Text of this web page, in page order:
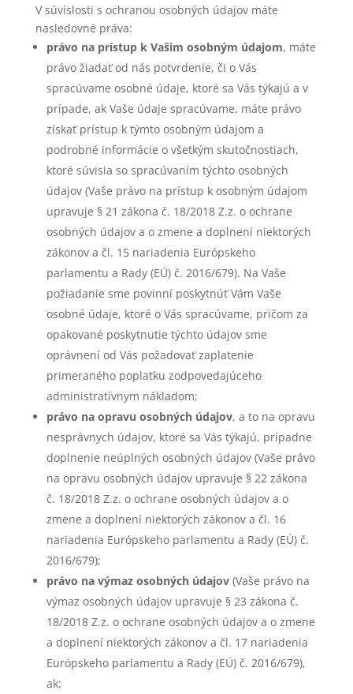
V súvislosti s ochranou osobných údajov máte
nasledovné práva:
právo na prístup k Vašim osobným údajom, máte
právo žiadať od nás potvrdenie, či o Vás
spracúvame osobné údaje, ktoré sa Vás týkajú a v
prípade, ak Vaše údaje spracúvame, máte právo
získať prístup k týmto osobným údajom a
podrobné informácie o všetkým skutočnostiach,
ktoré súvisia so spracúvaním týchto osobných
údajov (Vaše právo na prístup k osobným údajom
upravuje § 21 zákona č. 18/2018 Z.z. o ochrane
osobných údajov a o zmene a doplnení niektorých
zákonov a čl. 15 nariadenia Európskeho
parlamentu a Rady (EÚ) č. 2016/679). Na Vaše
požiadanie sme povinní poskytnúť Vám Vaše
osobné údaje, ktoré o Vás spracúvame, pričom za
opakované poskytnutie týchto údajov sme
oprávnení od Vás požadovať zaplatenie
primeraného poplatku zodpovedajúceho
administratívnym nákladom;
právo na opravu osobných údajov, a to na opravu
nesprávnych údajov, ktoré sa Vás týkajú, prípadne
doplnenie neúplných osobných údajov (Vaše právo
na opravu osobných údajov upravuje § 22 zákona
č. 18/2018 Z.z. o ochrane osobných údajov a o
zmene a doplnení niektorých zákonov a čl. 16
nariadenia Európskeho parlamentu a Rady (EÚ) č.
2016/679);
právo na výmaz osobných údajov(Vaše právo na
výmaz osobných údajov upravuje § 23 zákona č.
18/2018 Z.z. o ochrane osobných údajov a o zmene
a doplnení niektorých zákonov a čl. 17 nariadenia
Európskeho parlamentu a Rady (EÚ) č. 2016/679),
ak: